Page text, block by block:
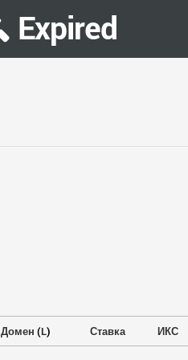
Expired
Домен (L) Ставка ИКС